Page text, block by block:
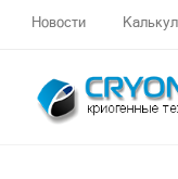
Новости